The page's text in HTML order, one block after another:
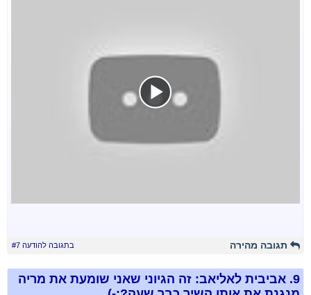
תגובה מהירה בתגובה להודעה #7
9. אביבית לאליאב: זה הגיוני שאני שומעת את מריה